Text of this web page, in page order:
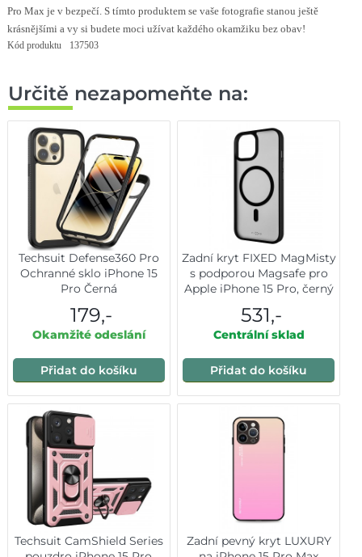
Pro Max je v bezpečí. S tímto produktem se vaše fotografie stanou ještě
krásnějšími a vy si budete moci užívat každého okamžiku bez obav!
Kód produktu 137503
Určitě nezapomeňte na:
Techsuit Defense360 Pro
Ochranné sklo iPhone 15
Pro Černá
179,-
Okamžité odeslání
Přidat do košíku
Zadní kryt FIXED MagMisty
s podporou Magsafe pro
Apple iPhone 15 Pro, černý
531,-
Centrální sklad
Přidat do košíku
Techsuit CamShield Series
Zadní pevný kryt LUXURY